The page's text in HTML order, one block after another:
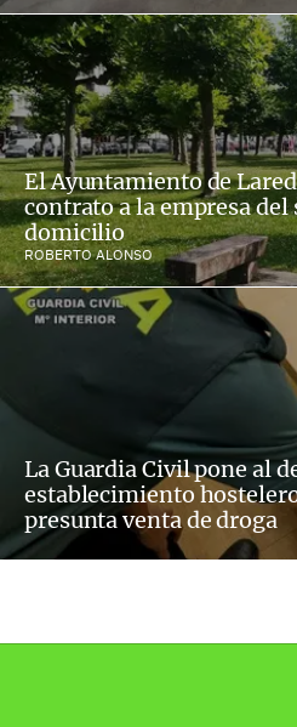
El Ayuntamiento de
contrato a la empresa del
domicilio
ROBERTO ALONSO
La Guardia Civil pone al
establecimiento
presunta venta de droga